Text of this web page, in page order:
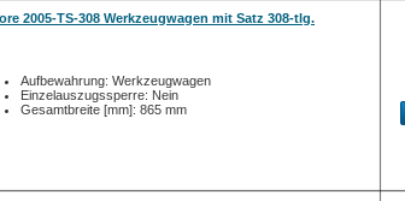
2005-TS-308 Werkzeugwagen mit Satz 308-tlg.
Aufbewahrung: Werkzeugwagen
Einzelauszugssperre: Nein
Gesamtbreite [mm]: 865 mm